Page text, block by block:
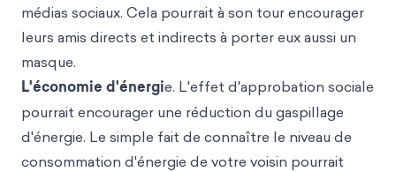
médias sociaux. Cela pourrait à son tour encourager
leurs amis directs et indirects à porter eux aussi un
masque.
L'économie d'énergie. L'effet d'approbation sociale
pourrait encourager une réduction du gaspillage
d'énergie. Le simple fait de connaître le niveau de
consommation d'énergie de votre voisin pourrait